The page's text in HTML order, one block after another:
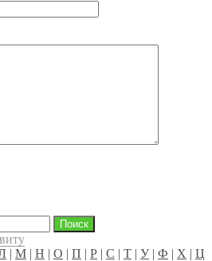
| М | Н | О | П | Р | С | Т | У| Ф | Х | Ц